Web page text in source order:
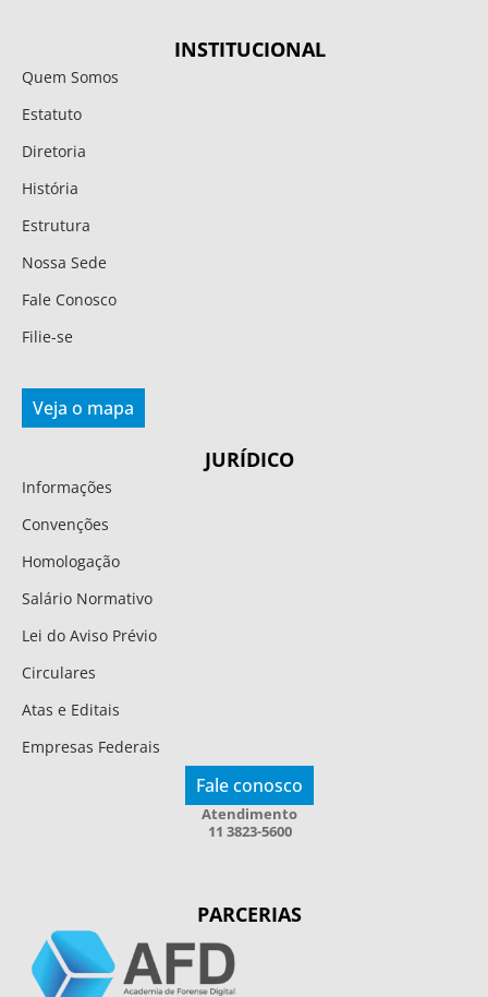
INSTITUCIONAL
Quem Somos
Estatuto
Diretoria
História
Estrutura
Nossa Sede
Fale Conosco
Filie-se
Veja o mapa
JURÍDICO
Informações
Convenções
Homologação
Salário Normativo
Lei do Aviso Prévio
Circulares
Atas e Editais
Empresas Federais
Fale conosco
Atendimento
11 3823-5600
PARCERIAS